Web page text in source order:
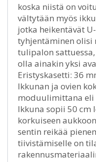
koska niistä on
vältytään myös
jotka heikentävät
tyhjentäminen olisi
tulipalon
olla ainakin yksi
Eristyskasetti: 36
Ikkunan ja ovien
moduulimittana eli
Ikkuna sopii 50 cm
korkuiseen
sentin reikää
tiivistämiselle on